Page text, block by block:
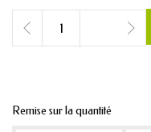
Remise sur la quantité